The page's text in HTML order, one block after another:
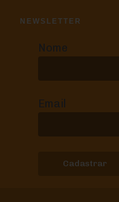
NEWSLETTER
Nome
Email